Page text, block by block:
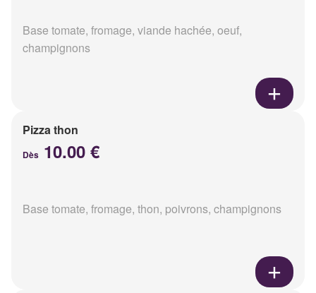
Base tomate, fromage, viande hachée, oeuf,
champignons
Pizza thon
Dès 10.00 €
Base tomate, fromage, thon, poivrons, champignons